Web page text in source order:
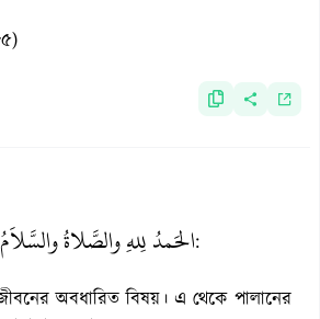
الحَمدُ لِلهِ والصَّلاةُ:
অবধারিত বিষয়। এ থেকে পালানের